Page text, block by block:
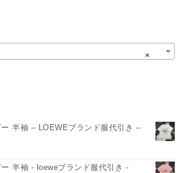
×
半袖 – LOEWEブランド服代引き –
半袖 - loeweブランド服代引き -